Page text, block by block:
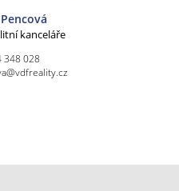
kanceláře
348 028